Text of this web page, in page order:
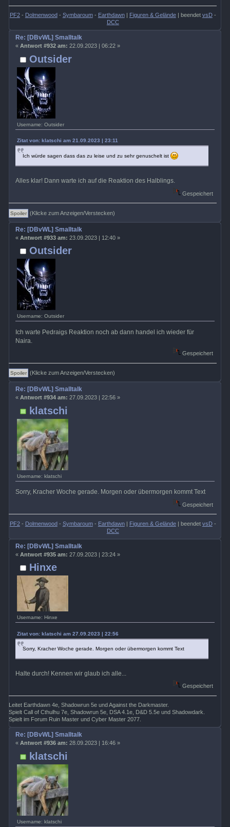
PF2- Dolmenwood - Symbaroum- Earthdawn| Figuren & Gelände| beendet vsD-
DCC
Outsider
Username: Outsider
Re: [DBvWL] Smalltalk
« Antwort #932 am: 22.09.2023 | 06:22 »
Zitat von: klatschi am 21.09.2023 | 23:11
Ich würde sagen dass das zu leise und zu sehr genuschelt ist
Alles klar! Dann warte ich auf die Reaktion des Halblings.
Gespeichert
(Klicke zum Anzeigen/Verstecken)
Outsider
Username: Outsider
Re: [DBvWL] Smalltalk
« Antwort #933 am: 23.09.2023 | 12:40 »
Ich warte Pedraigs Reaktion noch ab dann handel ich wieder für
Naira.
Gespeichert
(Klicke zum Anzeigen/Verstecken)
klatschi
Username: klatschi
Re: [DBvWL] Smalltalk
« Antwort #934 am: 27.09.2023 | 22:56 »
Sorry, Kracher Woche gerade. Morgen oder übermorgen kommt Text
Gespeichert
PF2- Dolmenwood- Symbaroum- Earthdawn| Figuren & Gelände| beendet vsD-
DCC
Hinxe
Username: Hinxe
Re: [DBvWL] Smalltalk
« Antwort #935 am: 27.09.2023 | 23:24 »
Zitat von: klatschi am 27.09.2023 | 22:56
Sorry, Kracher Woche gerade. Morgen oder übermorgen kommt Text
Halte durch! Kennen wir glaub ich alle...
Gespeichert
Leitet Earthdawn 4e, Shadowrun 5e und Against the Darkmaster.
Spielt Call of Cthulhu 7e, Shadowrun 5e, DSA 4.1e, D&D 5.5e und Shadowdark.
Spielt im Forum Ruin Master und Cyber Master 2077.
klatschi
Username: klatschi
Re: [DBvWL] Smalltalk
« Antwort #936 am: 28.09.2023 | 16:46 »